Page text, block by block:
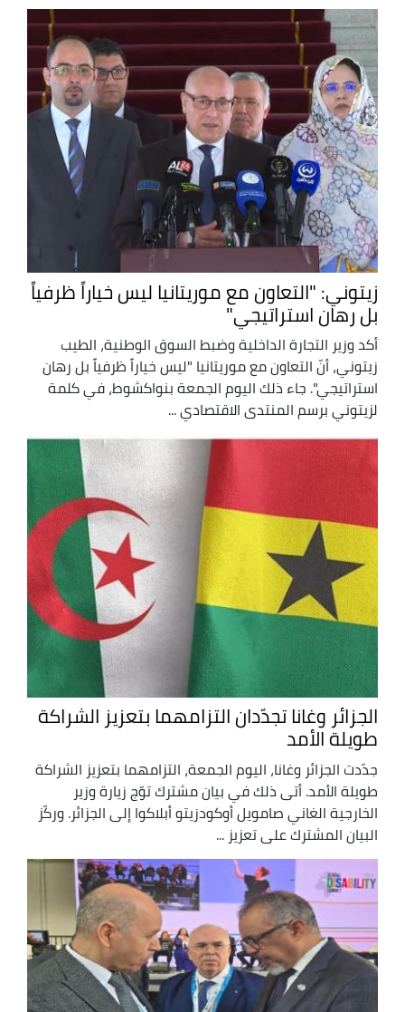
زيتوني: "التعاون مع موريتانيا ليس خياراً ظرفياً
بل رهان استراتيجي"
أكد وزير التجارة الداخلية وضبط السوق الوطنية، الطيب
زيتوني، أنّ التعاون مع موريتانيا "ليس خياراً ظرفياً بل رهان
استراتيجي". جاء ذلك اليوم الجمعة بنواكشوط، في كلمة
لزيتوني برسم المنتدى الاقتصادي ...
الجزائر وغانا تجدّدان التزامهما بتعزيز الشراكة
طويلة الأمد
جدّدت الجزائر وغانا، اليوم الجمعة، التزامهما بتعزيز الشراكة
طويلة الأمد. أتى ذلك في بيان مشترك توّج زيارة وزير
الخارجية الغاني صامويل أوكودزيتو أبلاكوا إلى الجزائر. وركّز
البيان المشترك على تعزيز ...